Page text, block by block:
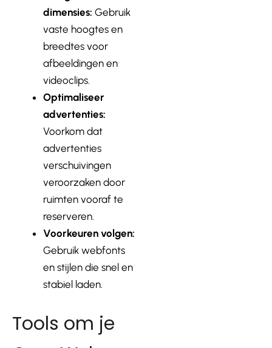
dimensies: Gebruik
vaste hoogtes en
breedtes voor
afbeeldingen en
videoclips.
Optimaliseer
advertenties:
Voorkom dat
advertenties
verschuivingen
veroorzaken door
ruimten vooraf te
reserveren.
Voorkeuren volgen:
Gebruik webfonts
en stijlen die snel en
stabiel laden.
Tools om je